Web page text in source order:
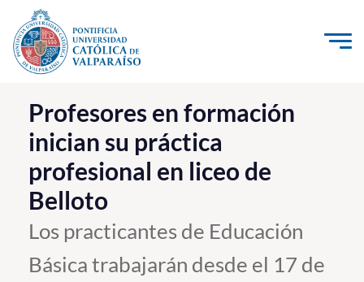
Click acá para ir directamente al contenido
La Universidad
Investigación, Creación e Innovación
PUCV Internacional
Vinculación con el Medio
Admisión
Profesores en formación
inician su práctica
profesional en liceo de
Belloto
Los practicantes de Educación
Básica trabajarán desde el 17 de